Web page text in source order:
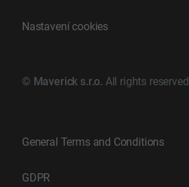
Nastavení cookies
© Maverick s.r.o. All rights reserved
General Terms and Conditions
GDPR